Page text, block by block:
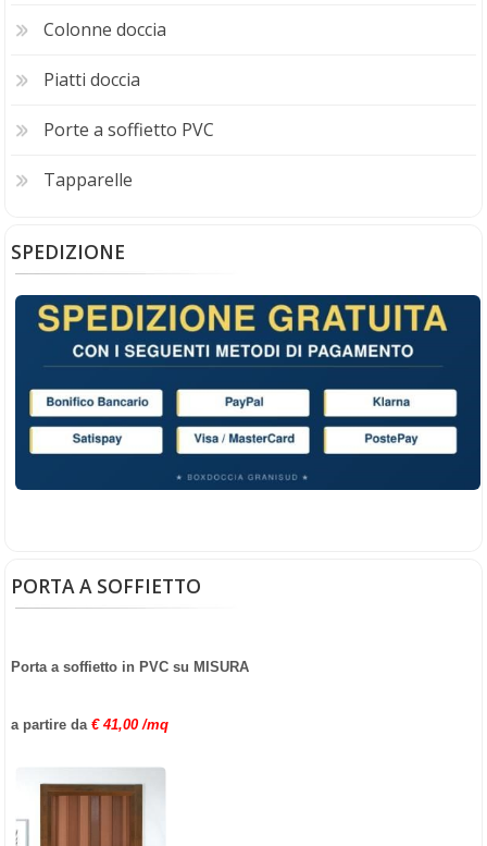
Colonne doccia
Piatti doccia
Porte a soffietto PVC
Tapparelle
SPEDIZIONE
PORTA A SOFFIETTO
Porta a soffietto in PVC su MISURA
a partire da € 41,00 /mq